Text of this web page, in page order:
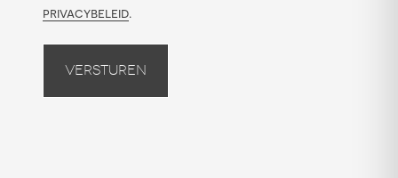
privacybeleid.
Versturen